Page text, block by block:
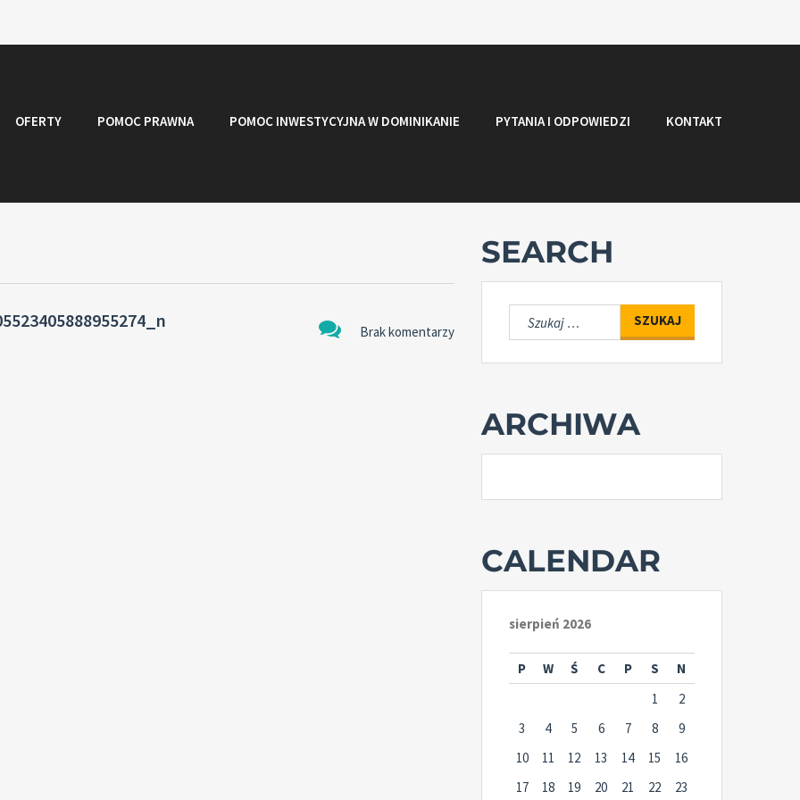
OFERTY POMOC PRAWNA POMOC INWESTYCYJNA W DOMINIKANIE PYTANIA I ODPOWIEDZI KONTAKT
Brak komentarzy
SEARCH
Szukaj:
ARCHIWA
CALENDAR
sierpień 2026
P W Ś C P S
N
1
2
3
4 5 6 7 8
9
10
11 12 13 14 15
16
17
18 19 20 21 22
23